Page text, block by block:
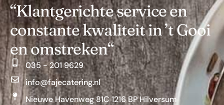
“Klantgerichte service en
constante kwaliteit in ’t Gooi
en omstreken“
035 - 201 9629
info@fajecatering.nl
Nieuwe Havenweg 81C 1216 BP Hilversum